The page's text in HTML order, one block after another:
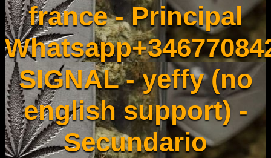
france - Principal
SIGNAL - yeffy (no
english support) -
Secundario